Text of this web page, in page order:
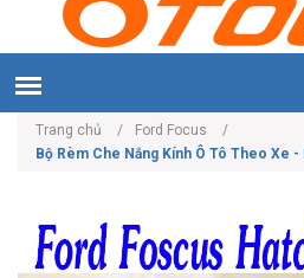
Trang chủ
Ford Focus
Bộ Rèm Che Nắng Kính Ô Tô Theo Xe